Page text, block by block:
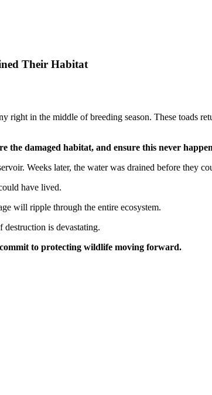
Their Habitat
right in the middle of breeding season. These toads
damaged habitat, and ensure this never
Weeks later, the water was drained before they
have lived.
will ripple through the entire ecosystem.
is devastating.
to protecting wildlife moving forward.